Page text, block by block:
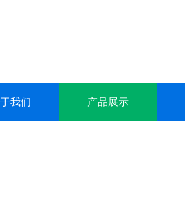
我们 产品展示